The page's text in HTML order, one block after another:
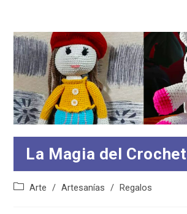
La Magia del Crochet
Categoría
Arte / Artesanías / Regalos